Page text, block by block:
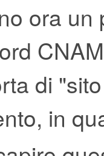
ora
di
in